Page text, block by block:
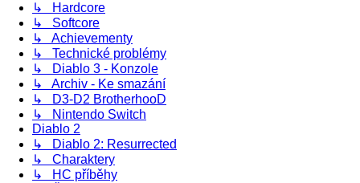
↳ Hardcore
↳ Softcore
↳ Achievementy
↳ Technické problémy
↳ Diablo 3 - Konzole
↳ Archiv - Ke smazání
↳ D3-D2 BrotherhooD
↳ Nintendo Switch
Diablo 2
↳ Diablo 2: Resurrected
↳ Charaktery
↳ HC příběhy